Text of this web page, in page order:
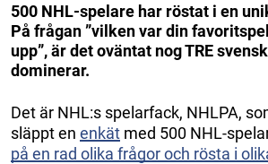
500 NHL-spelare har röstat i en
På frågan ”vilken var din
upp”, är det oväntat nog TRE
dominerar.
Det är NHL:s spelarfack, NHLPA,
släppt en enkät med 500 NHL-
på en rad olika frågor och rösta i